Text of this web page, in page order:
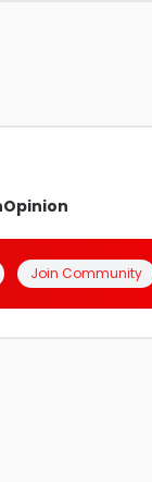
Opinion
Join Community